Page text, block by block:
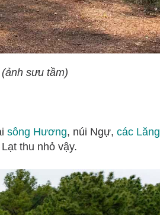
sưu tầm)
sông Hương, núi Ngự, các Lăng
thu nhỏ vậy.